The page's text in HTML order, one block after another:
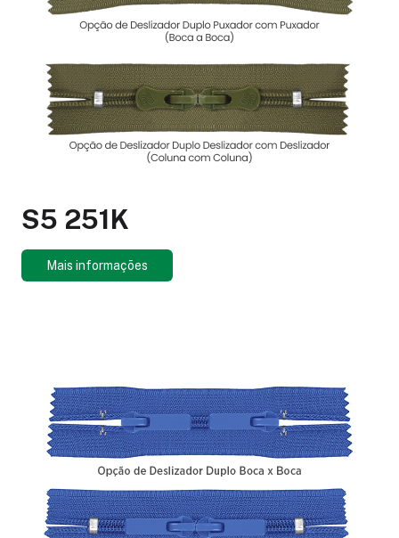
S5 251K
Mais informações